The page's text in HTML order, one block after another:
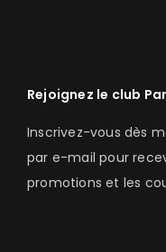
Rejoignez le club
Inscrivez-vous dès
par e-mail pour
promotions et les